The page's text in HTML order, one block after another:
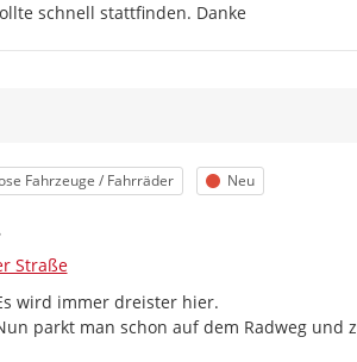
schnell stattfinden. Danke
Fahrzeuge / Fahrräder Status
Neu
Straße
wird immer dreister hier.
parkt man schon auf dem Radweg und